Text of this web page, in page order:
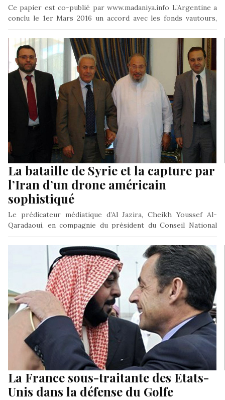
Ce papier est co-publié par www.madaniya.info L’Argentine a
conclu le 1er Mars 2016 un accord avec les fonds vautours,
qui…
La bataille de Syrie et la capture par
l’Iran d’un drone américain
sophistiqué
Le prédicateur médiatique d’Al Jazira, Cheikh Youssef Al-
Qaradaoui, en compagnie du président du Conseil National
Syrien Bourhane Ghalioune. Paris –…
La France sous-traitante des Etats-
Unis dans la défense du Golfe